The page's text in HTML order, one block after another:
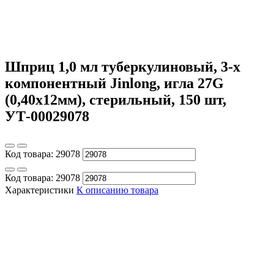
Шприц 1,0 мл туберкулиновый, 3-х
компонентный Jinlong, игла 27G
(0,40х12мм), стерильный, 150 шт,
УТ-00029078
Код товара: 29078
Код товара: 29078
Характеристики К описанию товара